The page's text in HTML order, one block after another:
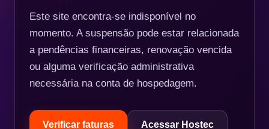
Este site encontra-se indisponível no
momento. A suspensão pode estar relacionada
a pendências financeiras, renovação vencida
ou alguma verificação administrativa
necessária na conta de hospedagem.
Verificar faturas Acessar Hostec